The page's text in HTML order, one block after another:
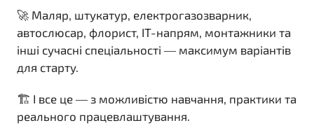
🚀 Маляр, штукатур, електрогазозварник,
автослюсар, флорист, ІТ-напрям, монтажники та
інші сучасні спеціальності — максимум варіантів
для старту.
🏗️ І все це — з можливістю навчання, практики та
реального працевлаштування.